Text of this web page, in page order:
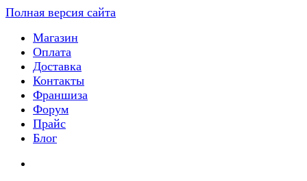
Полная версия сайта
Магазин
Оплата
Доставка
Контакты
Франшиза
Форум
Прайс
Блог